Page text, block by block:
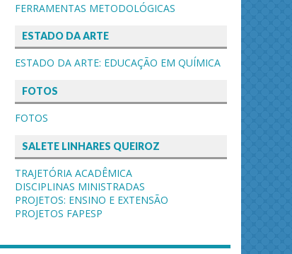
FERRAMENTAS METODOLÓGICAS
ESTADO DA ARTE
ESTADO DA ARTE: EDUCAÇÃO EM QUÍMICA
FOTOS
FOTOS
SALETE LINHARES QUEIROZ
TRAJETÓRIA ACADÊMICA
DISCIPLINAS MINISTRADAS
PROJETOS: ENSINO E EXTENSÃO
PROJETOS FAPESP